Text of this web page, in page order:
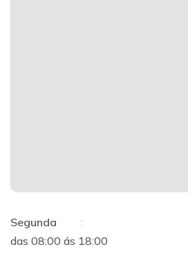
Segunda
:
das 08:00 ás 18:00